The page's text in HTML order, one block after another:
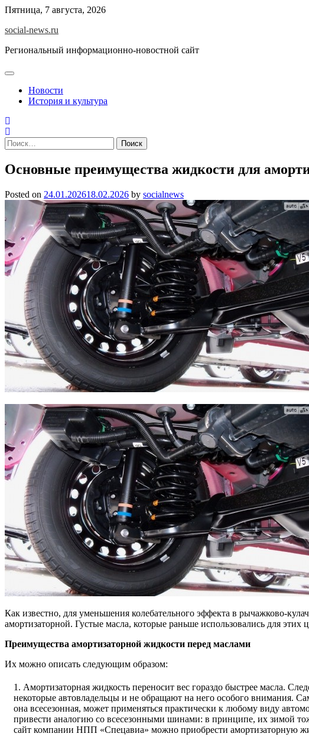
Skip
content
Пятница, 7 августа, 2026
social-news.ru
Региональный информационно-новостной сайт
Новости
История и культура
Найти:
Основные преимущества жидкости для
Posted on 24.01.202618.02.2026 by socialnews
Как известно, для уменьшения колебательного эффекта в рычажково-
амортизаторной. Густые масла, которые раньше использовались для
Преимущества амортизаторной жидкости перед маслами
Их можно описать следующим образом:
Амортизаторная жидкость переносит вес гораздо быстрее масла.
некоторые автовладельцы и не обращают на него особого внимания.
она всесезонная, может применяться практически к любому виду
привести аналогию со всесезонными шинами: в принципе, их зимой
сайт компании НПП «Спецавиа» можно приобрести амортизаторную